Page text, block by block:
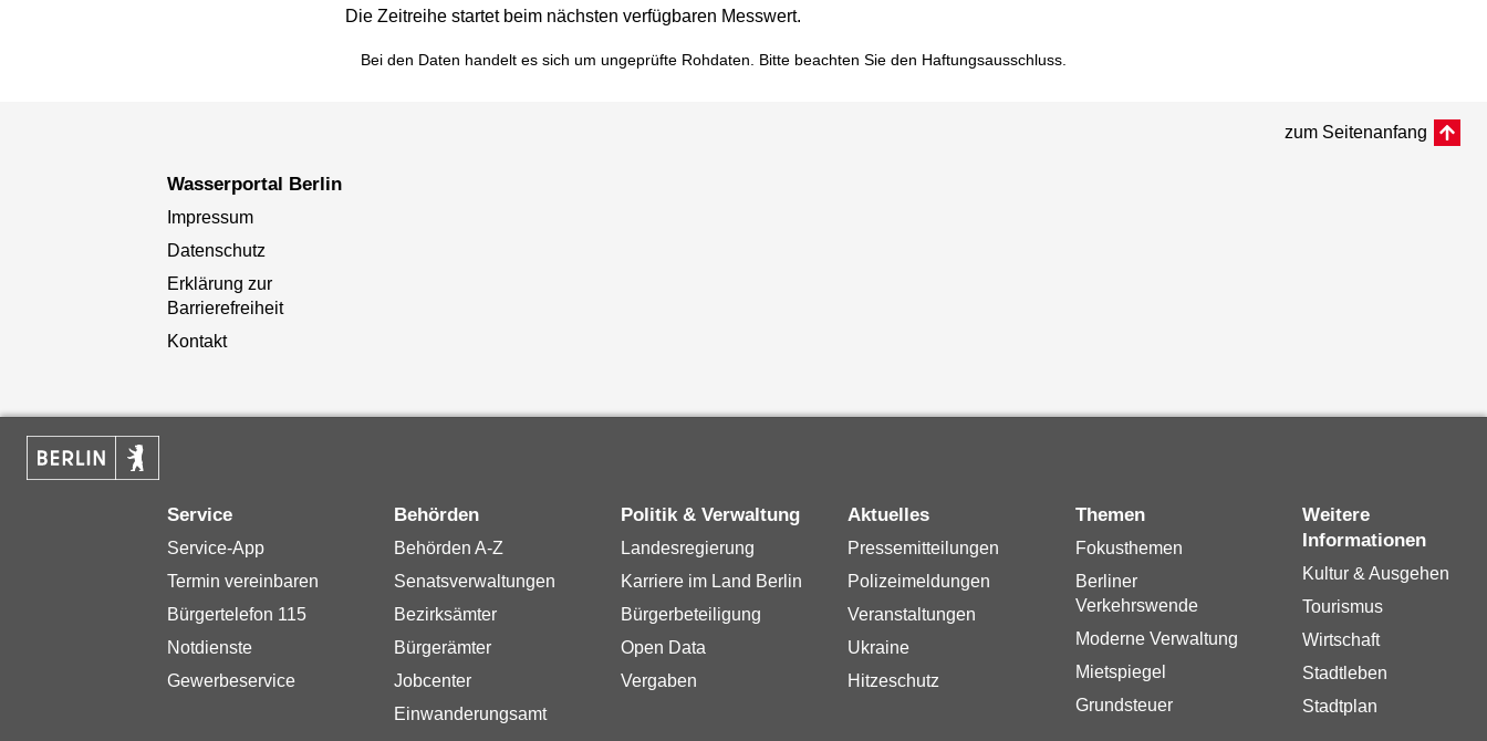
Die Zeitreihe startet beim nächsten verfügbaren Messwert.
Bei den Daten handelt es sich um ungeprüfte Rohdaten. Bitte beachten Sie den Haftungsausschluss.
zum Seitenanfang
Wasserportal Berlin
Impressum
Datenschutz
Erklärung zur
Barrierefreiheit
Kontakt
Service
Service-App
Termin vereinbaren
Bürgertelefon 115
Notdienste
Gewerbeservice
Behörden
Behörden A-Z
Senatsverwaltungen
Bezirksämter
Bürgerämter
Jobcenter
Einwanderungsamt
Politik & Verwaltung
Landesregierung
Karriere im Land Berlin
Bürgerbeteiligung
Open Data
Vergaben
Aktuelles
Pressemitteilungen
Polizeimeldungen
Veranstaltungen
Ukraine
Hitzeschutz
Themen
Fokusthemen
Berliner
Verkehrswende
Moderne Verwaltung
Mietspiegel
Grundsteuer
Weitere
Informationen
Kultur & Ausgehen
Tourismus
Wirtschaft
Stadtleben
Stadtplan